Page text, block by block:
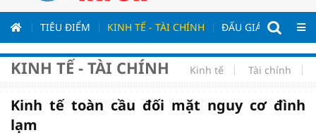
TIÊU ĐIỂM KINH TẾ - TÀI CHÍNH ĐẤU GIÁ - ĐẤU
KINH TẾ - TÀI CHÍNH Kinh tế Tài chính
Kinh tế toàn cầu đối mặt nguy cơ đình
lạm